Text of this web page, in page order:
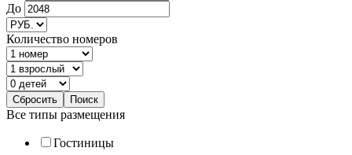
До
Количество номеров
Все типы размещения
Гостиницы